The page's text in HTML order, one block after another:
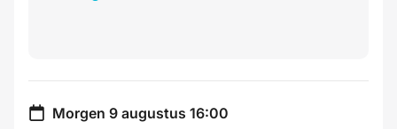
Morgen 9 augustus 16:00